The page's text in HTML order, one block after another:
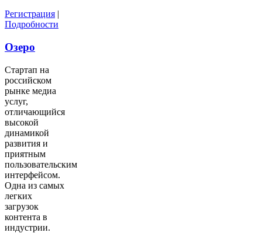
Регистрация
Подробности
Озеро
Стартап на
российском
рынке медиа
услуг,
отличающийся
высокой
динамикой
развития и
приятным
пользовательским
интерфейсом.
Одна из самых
легких
загрузок
контента в
индустрии.